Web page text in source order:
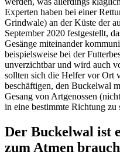
Experten haben bei einer
Grindwale) an der Küste der
September 2020 festgestellt,
Gesänge miteinander
beispielsweise bei der
unverzichtbar und wird auch
sollten sich die Helfer vor Ort
beschäftigen, den Buckelwal
Gesang von Artgenossen
in eine bestimmte Richtung zu
Der Buckelwal ist
zum Atmen